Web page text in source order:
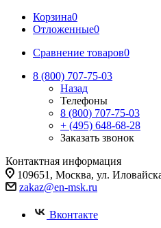
Корзина0
Отложенные0
Сравнение товаров0
8 (800) 707-75-03
Назад
Телефоны
8 (800) 707-75-03
+ (495) 648-68-28
Заказать звонок
Контактная информация
109651, Москва, ул.
zakaz@en-msk.ru
Вконтакте